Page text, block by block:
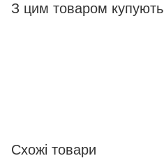
З цим товаром купують
Схожі товари